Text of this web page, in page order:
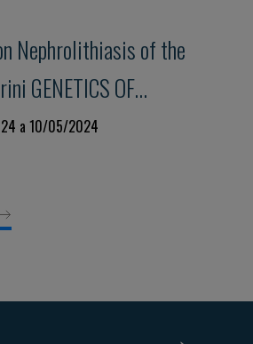
Nephrolithiasis of the
GENETICS OF
AND NEPHROLITHIASIS
AN INTRODUCTORY
with the Slovenian
a 10/05/2024